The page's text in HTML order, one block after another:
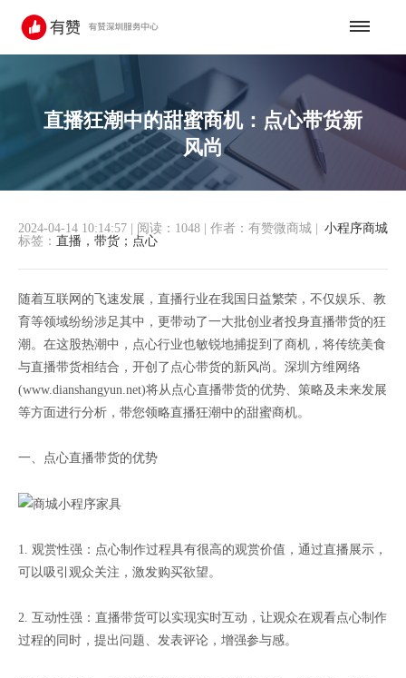
直播狂潮中的甜蜜商机：点心带货新
风尚
小程序商城
2024-04-14 10:14:57 阅读：1048 作者：有赞微商城
标签： 直播，带货；点心
随着互联网的飞速发展，直播行业在我国日益繁荣，不仅娱乐、教
育等领域纷纷涉足其中，更带动了一大批创业者投身直播带货的狂
潮。在这股热潮中，点心行业也敏锐地捕捉到了商机，将传统美食
与直播带货相结合，开创了点心带货的新风尚。深圳方维网络
(www.dianshangyun.net)将从点心直播带货的优势、策略及未来发展
等方面进行分析，带您领略直播狂潮中的甜蜜商机。
一、点心直播带货的优势
1. 观赏性强：点心制作过程具有很高的观赏价值，通过直播展示，
可以吸引观众关注，激发购买欲望。
2. 互动性强：直播带货可以实现实时互动，让观众在观看点心制作
过程的同时，提出问题、发表评论，增强参与感。